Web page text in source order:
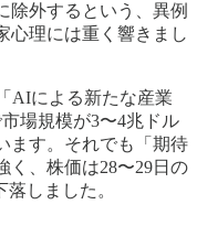
除外するという、異例
心理には重く響きまし
AIによる新たな産業
場規模が3〜4兆ドル
ます。それでも「期待
く、株価は28〜29日の
しました。